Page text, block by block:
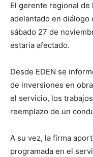
El gerente regional de
adelantado en diálogo
sábado 27 de
estaría afectado.
Desde EDEN se
de inversiones en
el servicio, los
reemplazo de un
A su vez, la firma
programada en el